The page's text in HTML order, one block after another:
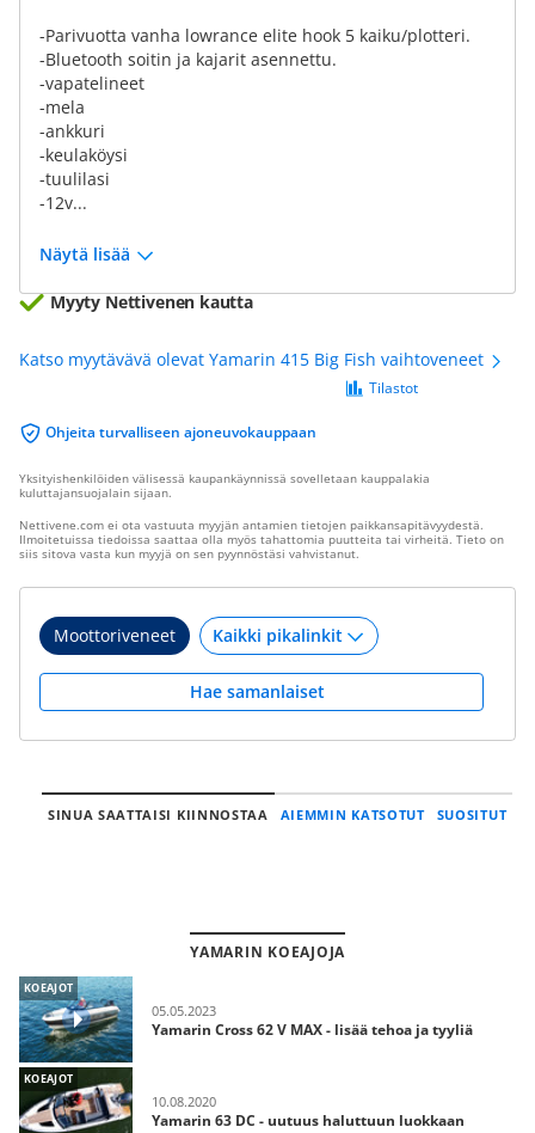
-Parivuotta vanha lowrance elite hook 5 kaiku/plotteri.
-Bluetooth soitin ja kajarit asennettu.
-vapatelineet
-mela
-ankkuri
-keulaköysi
-tuulilasi
-12v...
Näytä lisää
Myyty Nettivenen kautta
Katso myytävävä olevat Yamarin 415 Big Fish vaihtoveneet
Ohjeita turvalliseen ajoneuvokauppaan
Tilastot
Yksityishenkilöiden välisessä kaupankäynnissä sovelletaan kauppalakia
kuluttajansuojalain sijaan.
Nettivene.com ei ota vastuuta myyjän antamien tietojen paikkansapitävyydestä.
Ilmoitetuissa tiedoissa saattaa olla myös tahattomia puutteita tai virheitä. Tieto on
siis sitova vasta kun myyjä on sen pyynnöstäsi vahvistanut.
Moottoriveneet
Hae samanlaiset
SINUA SAATTAISI KIINNOSTAA AIEMMIN KATSOTUT SUOSITUT
YAMARIN KOEAJOJA
KOEAJOT
05.05.2023
Yamarin Cross 62 V MAX - lisää tehoa ja tyyliä
KOEAJOT
10.08.2020
Yamarin 63 DC - uutuus haluttuun luokkaan